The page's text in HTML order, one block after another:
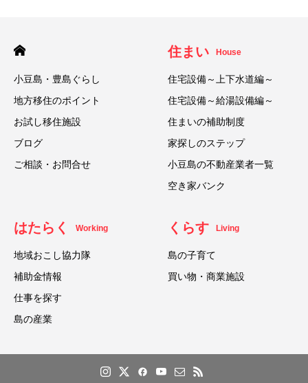
小豆島・豊島ぐらし
地方移住のポイント
お試し移住施設
ブログ
ご相談・お問合せ
住まい House
住宅設備～上下水道編～
住宅設備～給湯設備編～
住まいの補助制度
家探しのステップ
小豆島の不動産業者一覧
空き家バンク
はたらく Working
地域おこし協力隊
補助金情報
仕事を探す
島の産業
くらす Living
島の子育て
買い物・商業施設